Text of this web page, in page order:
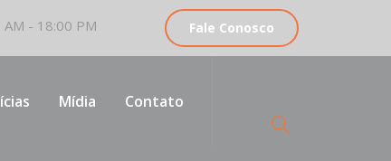
AM - 18:00 PM Fale Conosco
Mídia Contato